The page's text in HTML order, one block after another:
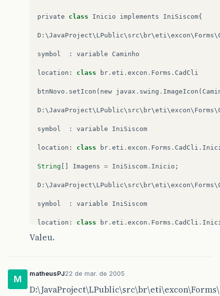
private class Inicio implements IniSiscom{
D : \JavaProject\ LPublic\ src\ br\eti\excon\ Forms\
symbol : variable Caminho
location : class br . eti . excon . Forms . CadCli
btnNovo . setIcon ( new javax . swing . ImageIcon (
D : \JavaProject\ LPublic\ src\ br\eti\excon\ Forms\
symbol : variable IniSiscom
location : class br . eti . excon . Forms . CadCli .
String Imagens = IniSiscom . Inicio ;
D : \JavaProject\ LPublic\ src\ br\eti\excon\ Forms\
symbol : variable IniSiscom
location : class br . eti . excon . Forms . CadCli .
String
Valeu.
M
matheusPJ22 de mar. de 2005